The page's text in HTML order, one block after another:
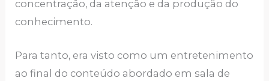
concentração, da atenção e da produção do
conhecimento.
Para tanto, era visto como um entretenimento
ao final do conteúdo abordado em sala de